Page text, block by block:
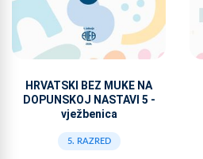
HRVATSKI BEZ MUKE NA
DOPUNSKOJ NASTAVI 5 -
vježbenica
5. RAZRED